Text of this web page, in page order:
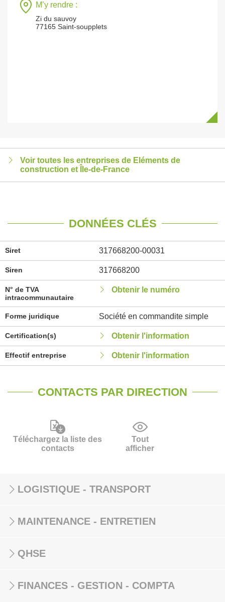
M’y rendre :
Zi du sauvoy
77165 Saint-soupplets
Voir toutes les entreprises de Eléments de
construction et Île-de-France
DONNÉES CLÉS
Siret 317668200-00031
Siren 317668200
N° de TVA
intracommunautaire
Obtenir le numéro
Forme juridique Société en commandite simple
Certification(s) Obtenir l'information
Effectif entreprise Obtenir l'information
CONTACTS PAR DIRECTION
Téléchargez la liste des
contacts
Tout
afficher
LOGISTIQUE - TRANSPORT
MAINTENANCE - ENTRETIEN
QHSE
FINANCES - GESTION - COMPTA